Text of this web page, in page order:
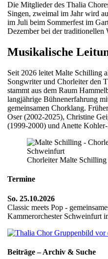
Die Mitglieder des Thalia
Singen, zweimal im Jahr wird
im Juli beim Sommerfest im
Dezember bei der traditionellen
Musikalische
Seit 2026 leitet Malte Schilling
Songwriter und Chorleiter den
stammt aus dem Raum
langjährige Bühnenerfahrung
gemeinsamen Chorklang.
Oser (2002-2025), Christine
(1999-2000) und Anette
Chorleiter Malte Schilling
Termine
So. 25.10.2026
Classic meets Pop -
Kammerorchester Schweinfurt
Beiträge – Archiv & Suche